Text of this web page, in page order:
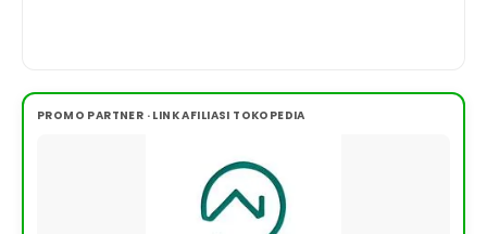
PROMO PARTNER · LINK AFILIASI TOKOPEDIA